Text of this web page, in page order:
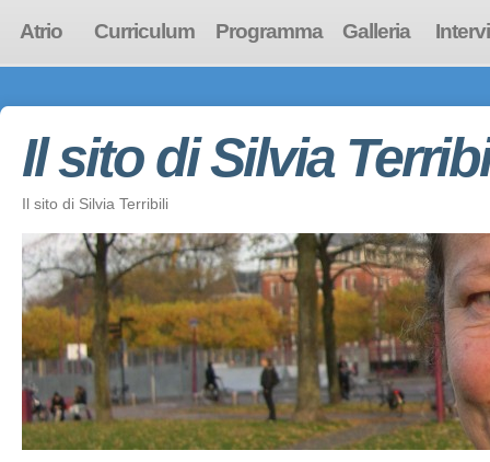
Atrio Curriculum Programma Galleria
Il sito di Silvia
Il sito di Silvia Terribili